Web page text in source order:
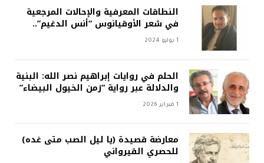
النطاقات المعرفية والإحالات المرجعية
في شعر الأوقيانوس “أنس الدغيم”..
1 يوليو 2024
الحلم في روايات إبراهيم نصر الله: البنية
والدلالة عبر رواية “زمن الخيول البيضاء”
1 فبراير 2026
معارضة قصيدة (يا ليل الصب متى غده)
للحصري القيرواني